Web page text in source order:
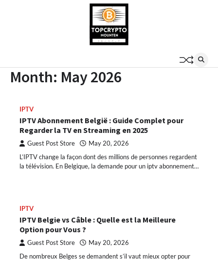
Month: May 2026
IPTV
IPTV Abonnement België : Guide Complet pour
Regarder la TV en Streaming en 2025
Guest Post Store May 20, 2026
L’IPTV change la façon dont des millions de personnes regardent
la télévision. En Belgique, la demande pour un iptv abonnement…
IPTV
IPTV Belgie vs Câble : Quelle est la Meilleure
Option pour Vous ?
Guest Post Store May 20, 2026
De nombreux Belges se demandent s’il vaut mieux opter pour